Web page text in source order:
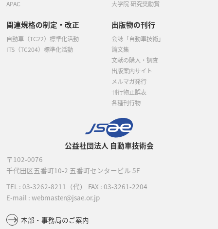
公益社団法人 自動車技術会
〒102-0076
千代田区五番町10-2 五番町センタービル 5F
TEL : 03-3262-8211 （代） FAX : 03-3261-2204
E-mail : webmaster@jsae.or.jp
本部・事務局のご案内
APAC
大学院 研究奨励賞
関連規格の制定・改正
自動車（TC22）標準化活動
ITS（TC204）標準化活動
出版物の刊行
会誌「自動車技術」
論文集
文献の購入・調査
出版案内サイト
メルマガ発行
刊行物正誤表
各種刊行物